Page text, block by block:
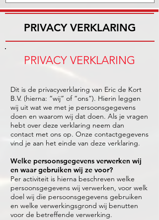
PRIVACY VERKLARING
PRIVACY VERKLARING
Dit is de privacyverklaring van Eric de Kort
B.V. (hierna: “wij” of “ons”). Hierin leggen
wij uit wat we met je persoonsgegevens
doen en waarom wij dat doen. Als je vragen
hebt over deze verklaring neem dan
contact met ons op. Onze contactgegevens
vind je aan het einde van deze verklaring.
Welke persoonsgegevens verwerken wij
en waar gebruiken wij ze voor?
Per activiteit is hierna beschreven welke
persoonsgegevens wij verwerken, voor welk
doel wij die persoonsgegevens gebruiken
en welke verwerkingsgrond wij benutten
voor de betreffende verwerking.